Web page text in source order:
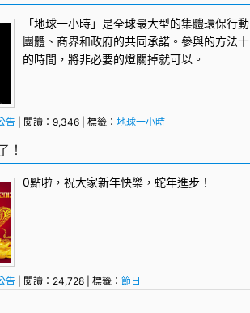
「地球一小時」是全球最大型的集體環保行
團體、商界和政府的共同承諾。參與的方法
的時間，將非必要的燈關掉就可以。
告 | 閱讀：9,346 | 標籤： 地球一小時
！
0點啦，祝大家新年快樂，蛇年進步！
告 | 閱讀：24,728 | 標籤： 節日